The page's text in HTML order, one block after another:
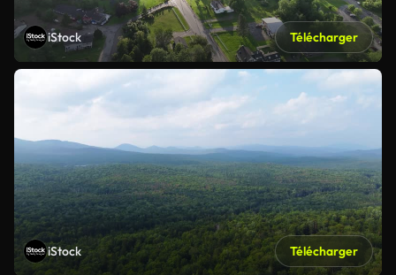
iStock Télécharger
iStock Télécharger